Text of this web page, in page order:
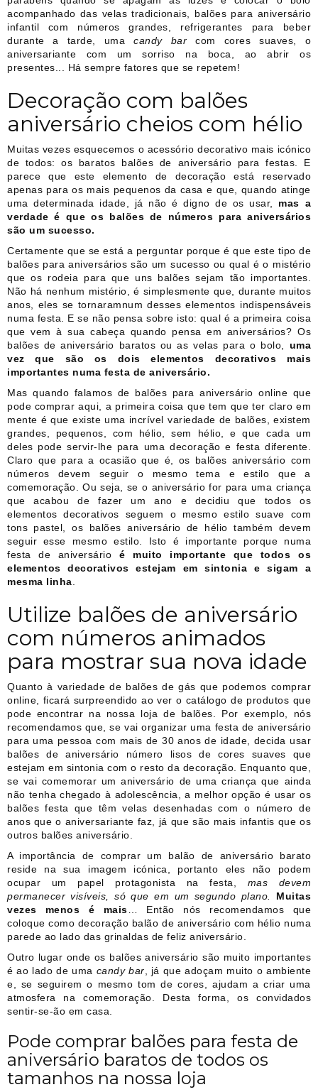
acompanhado das velas tradicionais, balões para aniversário
infantil com números grandes, refrigerantes para beber
durante a tarde, umacandy bar com cores suaves, o
aniversariante com um sorriso na boca, ao abrir os
presentes... Há sempre fatores que se repetem!
Decoração com balões
aniversário cheios com hélio
Muitas vezes esquecemos o acessório decorativo mais icónico
de todos: os baratos balões de aniversário para festas. E
parece que este elemento de decoração está reservado
apenas para os mais pequenos da casa e que, quando atinge
uma determinada idade, já não é digno de os usar, mas a
verdade é que os balões de números para aniversários
são um sucesso.
Certamente que se está a perguntar porque é que este tipo de
balões para aniversários são um sucesso ou qual é o mistério
que os rodeia para que uns balões sejam tão importantes.
Não há nenhum mistério, é simplesmente que, durante muitos
anos, eles se tornaramnum desses elementos indispensáveis
numa festa. E se não pensa sobre isto: qual é a primeira coisa
que vem à sua cabeça quando pensa em aniversários? Os
balões de aniversário baratos ou as velas para o bolo, uma
vez que são os dois elementos decorativos mais
importantes numa festa de aniversário.
Mas quando falamos de balões para aniversário online que
pode comprar aqui, a primeira coisa que tem que ter claro em
mente é que existe uma incrível variedade de balões, existem
grandes, pequenos, com hélio, sem hélio, e que cada um
deles pode servir-lhe para uma decoração e festa diferente.
Claro que para a ocasião que é, os balões aniversário com
números devem seguir o mesmo tema e estilo que a
comemoração. Ou seja, se o aniversário for para uma criança
que acabou de fazer um ano e decidiu que todos os
elementos decorativos seguem o mesmo estilo suave com
tons pastel, os balões aniversário de hélio também devem
seguir esse mesmo estilo. Isto é importante porque numa
festa de aniversário é muito importante que todos os
elementos decorativos estejam em sintonia e sigam a
mesma linha
Utilize balões de aniversário
com números animados
para mostrar sua nova idade
Quanto à variedade de balões de gás que podemos comprar
online, ficará surpreendido ao ver o catálogo de produtos que
pode encontrar na nossa loja de balões. Por exemplo, nós
recomendamos que, se vai organizar uma festa de aniversário
para uma pessoa com mais de 30 anos de idade, decida usar
balões de aniversário número lisos de cores suaves que
estejam em sintonia com o resto da decoração. Enquanto que,
se vai comemorar um aniversário de uma criança que ainda
não tenha chegado à adolescência, a melhor opção é usar os
balões festa que têm velas desenhadas com o número de
anos que o aniversariante faz, já que são mais infantis que os
outros balões aniversário.
A importância de comprar um balão de aniversário barato
reside na sua imagem icónica, portanto eles não podem
ocupar um papel protagonista na festa, mas devem
permanecer visíveis, só que em um segundo plano. Muitas
vezes menos é mais … Então nós recomendamos que
coloque como decoração balão de aniversário com hélio numa
parede ao lado das grinaldas de feliz aniversário.
Outro lugar onde os balões aniversário são muito importantes
é ao lado de uma candy bar , já que adoçam muito o ambiente
e, se seguirem o mesmo tom de cores, ajudam a criar uma
atmosfera na comemoração. Desta forma, os convidados
sentir-se-ão em casa.
Pode comprar balões para festa de
aniversário baratos de todos os
tamanhos na nossa loja